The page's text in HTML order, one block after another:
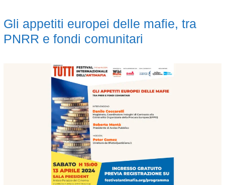
Gli appetiti europei delle mafie, tra
PNRR e fondi comunitari